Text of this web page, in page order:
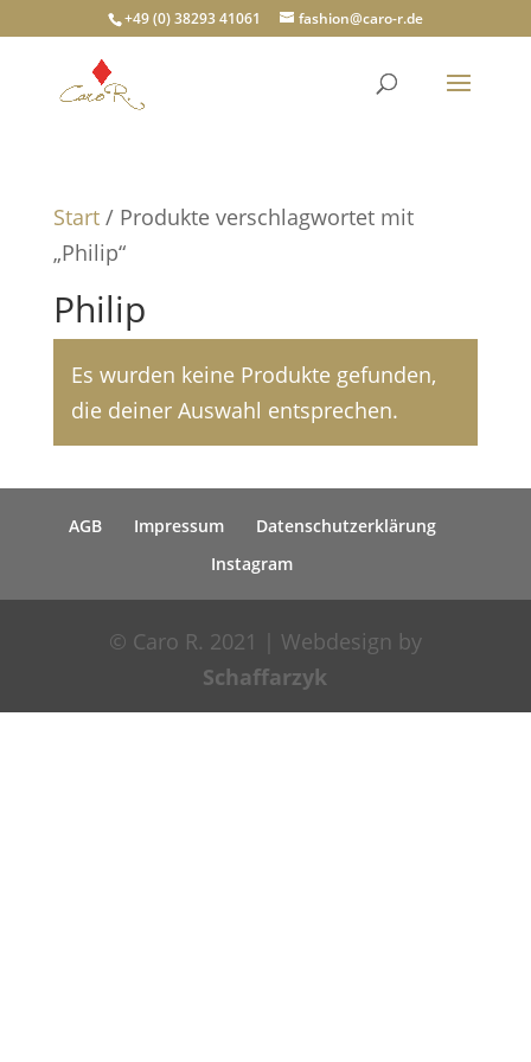
+49 (0) 38293 41061 fashion@caro-r.de
Start/ Produkte verschlagwortet mit
„Philip“
Philip
Es wurden keine Produkte gefunden,
die deiner Auswahl entsprechen.
AGB Impressum
Datenschutzerklärung
Instagram
© Caro R. 2021 | Webdesign by
Schaffarzyk